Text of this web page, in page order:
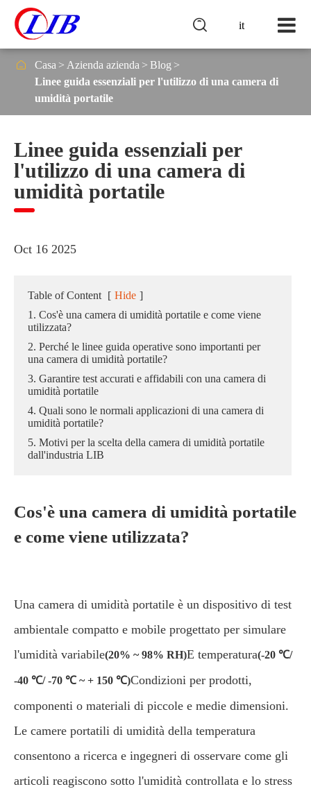
it

 Casa Azienda azienda
Blog
Linee guida essenziali per l'utilizzo di una camera di
umidità portatile
Linee guida essenziali per
l'utilizzo di una camera di
umidità portatile
Oct 16 2025
Table of Content [ Hide ]
1. Cos'è una camera di umidità portatile e come viene
utilizzata?
2. Perché le linee guida operative sono importanti per
una camera di umidità portatile?
3. Garantire test accurati e affidabili con una camera di
umidità portatile
4. Quali sono le normali applicazioni di una camera di
umidità portatile?
5. Motivi per la scelta della camera di umidità portatile
dall'industria LIB
Cos'è una camera di umidità portatile
e come viene utilizzata?
Una camera di umidità portatile è un dispositivo di test
ambientale compatto e mobile progettato per simulare
l'umidità variabile(20% ~ 98% RH)E temperatura(-20 ℃/
-40 ℃/ -70 ℃ ~ + 150 ℃)Condizioni per prodotti,
componenti o materiali di piccole e medie dimensioni.
Le camere portatili di umidità della temperatura
consentono a ricerca e ingegneri di osservare come gli
articoli reagiscono sotto l'umidità controllata e lo stress